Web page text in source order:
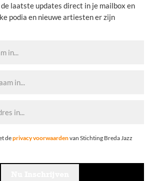
laatste updates direct in je mailbox en
podia en nieuwe artiesten er zijn
deprivacy voorwaardenvan Stichting Breda Jazz